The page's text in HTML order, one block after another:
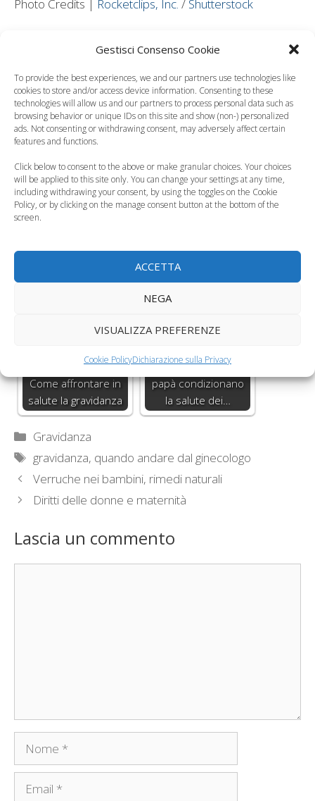
Gestisci Consenso Cookie
To provide the best experiences, we and our partners use technologies like
cookies to store and/or access device information. Consenting to these
technologies will allow us and our partners to process personal data such as
browsing behavior or unique IDs on this site and show (non-) personalized
ads. Not consenting or withdrawing consent, may adversely affect certain
features and functions.
Click below to consent to the above or make granular choices. Your choices
will be applied to this site only. You can change your settings at any time,
including withdrawing your consent, by using the toggles on the Cookie
Policy, or by clicking on the manage consent button at the bottom of the
screen.
ACCETTA
NEGA
VISUALIZZA PREFERENZE
Cookie PolicyDichiarazione sulla Privacy
Photo Credits | Rocketclips, Inc. / Shutterstock
Leggi anche:
Gravidanza, ecco
come affrontare i
Aborto spontaneo,
potrebbe esserci un
ginecologica in
Come affrontare in
salute la gravidanza
I comportamenti dei
papà condizionano
la salute dei…
Categorie
Gravidanza
Tag
gravidanza, quando andare dal ginecologo
Verruche nei bambini, rimedi naturali
Diritti delle donne e maternità
Lascia un commento
Nome
Email